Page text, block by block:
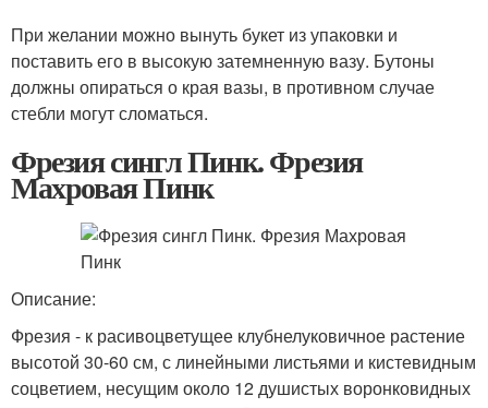
При желании можно вынуть букет из упаковки и
поставить его в высокую затемненную вазу. Бутоны
должны опираться о края вазы, в противном случае
стебли могут сломаться.
Фрезия сингл Пинк. Фрезия
Махровая Пинк
Описание:
Фрезия - к расивоцветущее клубнелуковичное растение
высотой 30-60 см, с линейными листьями и кистевидным
соцветием, несущим около 12 душистых воронковидных